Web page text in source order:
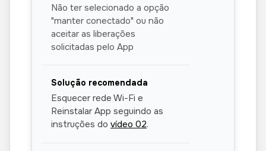
Não ter selecionado a opção
"manter conectado" ou não
aceitar as liberações
solicitadas pelo App
Esquecer rede Wi-Fi e
Reinstalar App seguindo as
instruções do vídeo 02.